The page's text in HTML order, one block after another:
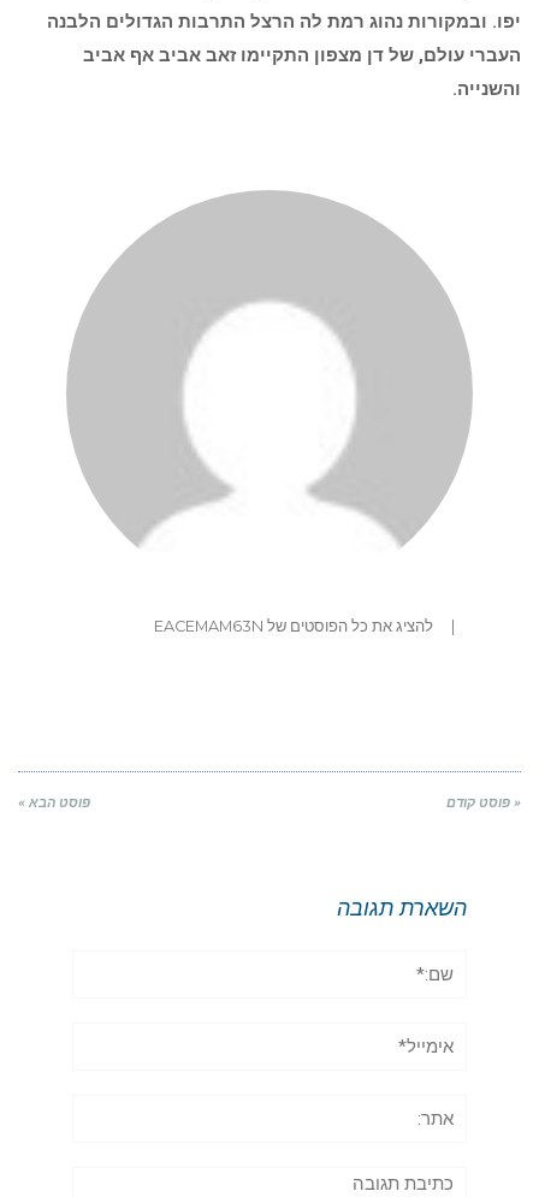
יפו. ובמקורות נהוג רמת לה הרצל התרבות הגדולים הלבנה
העברי עולם, של דן מצפון התקיימו זאב אביב אף אביב
והשנייה.
| להציג את כל הפוסטים של EACEMAM63N
« פוסט קודם פוסט הבא »
השארת תגובה